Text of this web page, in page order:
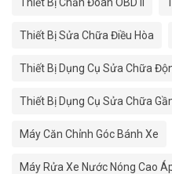
Thiết Bị Sửa Chữa Điều Hòa
Thiết Bị Dụng Cụ Sửa Chữa
Thiết Bị Dụng Cụ Sửa Chữa
Máy Căn Chỉnh Góc Bánh Xe
Máy Rửa Xe Nước Nóng Cao